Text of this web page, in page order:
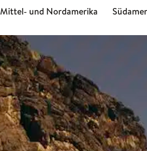
Mittel- und Nordamerika